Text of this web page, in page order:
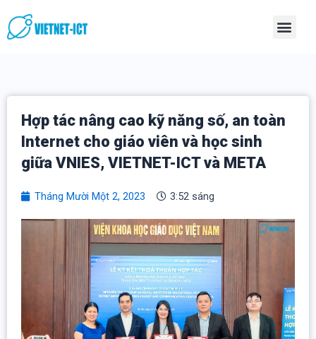
to
content
Hợp tác nâng cao kỹ năng số, an toàn
Internet cho giáo viên và học sinh
giữa VNIES, VIETNET-ICT và META
Tháng Mười Một 2, 2023 3:52 sáng